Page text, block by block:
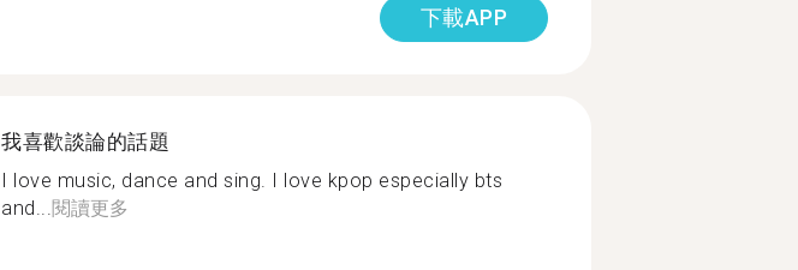
下載APP
我喜歡談論的話題
I love music, dance and sing. I love kpop especially bts
and...閱讀更多